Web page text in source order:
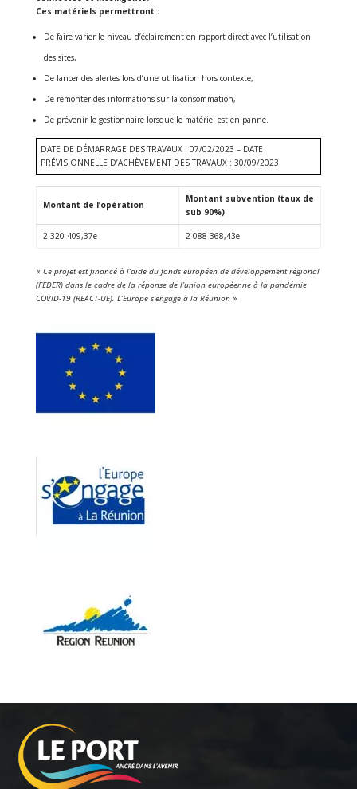
Ces matériels permettront :
De faire varier le niveau d’éclairement en rapport direct avec l’utilisation
des sites,
De lancer des alertes lors d’une utilisation hors contexte,
De remonter des informations sur la consommation,
De prévenir le gestionnaire lorsque le matériel est en panne.
DATE DE DÉMARRAGE DES TRAVAUX : 07/02/2023 – DATE
PRÉVISIONNELLE D’ACHÈVEMENT DES TRAVAUX : 30/09/2023
Montant de l’opération
Montant subvention (taux de
sub 90%)
2 320 409,37e 2 088 368,43e
« Ce projet est financé à l’aide du fonds européen de développement régional
(FEDER) dans le cadre de la réponse de l’union européenne à la pandémie
COVID-19 (REACT-UE). L’Europe s’engage à la Réunion »